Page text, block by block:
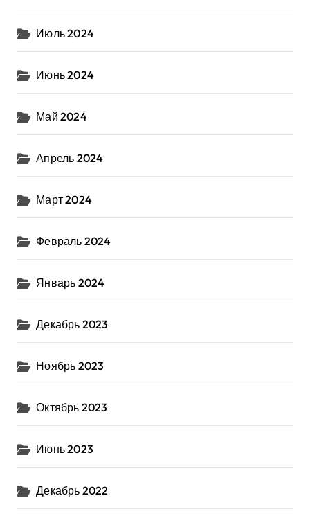
Июль 2024
Июнь 2024
Май 2024
Апрель 2024
Март 2024
Февраль 2024
Январь 2024
Декабрь 2023
Ноябрь 2023
Октябрь 2023
Июнь 2023
Декабрь 2022